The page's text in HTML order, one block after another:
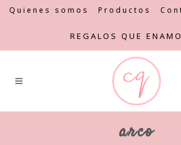
Quienes somos Productos
REGALOS QUE
arco